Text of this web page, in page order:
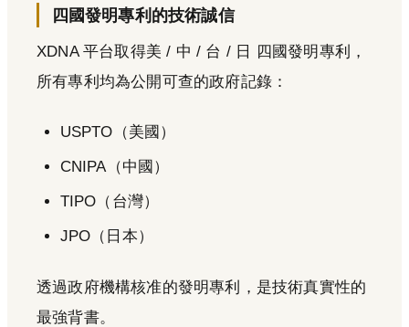
四國發明專利的技術誠信
XDNA 平台取得美 / 中 / 台 / 日 四國發明專利，
所有專利均為公開可查的政府記錄：
USPTO（美國）
CNIPA（中國）
TIPO（台灣）
JPO（日本）
透過政府機構核准的發明專利，是技術真實性的
最強背書。